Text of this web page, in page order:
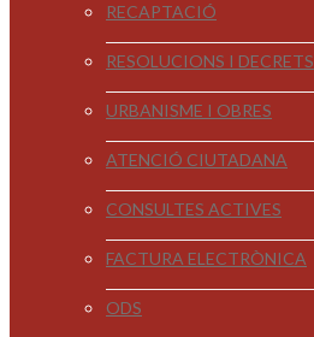
RECAPTACIÓ
RESOLUCIONS I DECRETS
URBANISME I OBRES
ATENCIÓ CIUTADANA
CONSULTES ACTIVES
FACTURA ELECTRÒNICA
ODS